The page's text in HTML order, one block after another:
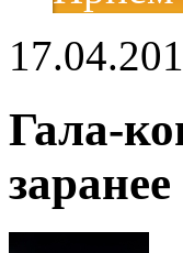
Гала-
заранее